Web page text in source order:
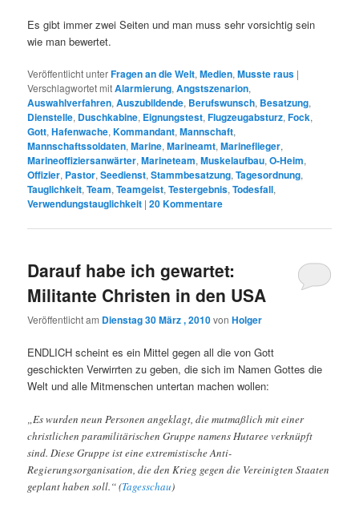
Es gibt immer zwei Seiten und man muss sehr vorsichtig sein
wie man bewertet.
Veröffentlicht unterFragen an die Welt,Medien,Musste raus |
Verschlagwortet mitAlarmierung,Angstszenarion,
Auswahlverfahren,Auszubildende, Berufswunsch, Besatzung,
Dienstelle, Duschkabine, Eignungstest,Flugzeugabsturz,Fock,
Gott,Hafenwache,Kommandant,Mannschaft,
Mannschaftssoldaten,Marine,Marineamt,Marineflieger,
Marineoffiziersanwärter,Marineteam,Muskelaufbau,O-Heim,
Offizier, Pastor,Seedienst,Stammbesatzung,Tagesordnung,
Tauglichkeit,Team,Teamgeist,Testergebnis,Todesfall,
Verwendungstauglichkeit |20Kommentare
Darauf habe ich gewartet:
Militante Christen in den USA
Veröffentlicht am Dienstag 30 März , 2010vonHolger
ENDLICH scheint es ein Mittel gegen all die von Gott
geschickten Verwirrten zu geben, die sich im Namen Gottes die
Welt und alle Mitmenschen untertan machen wollen:
„Es wurden neun Personen angeklagt, die mutmaßlich mit einer
christlichen paramilitärischen Gruppe namens Hutaree verknüpft
sind. Diese Gruppe ist eine extremistische Anti-
Regierungsorganisation, die den Krieg gegen die Vereinigten Staaten
geplant haben soll.“ (Tagesschau)